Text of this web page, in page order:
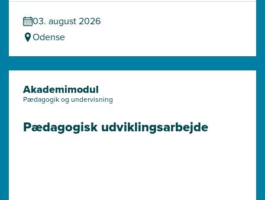
03. august 2026
Odense
Akademimodul
Pædagogik og undervisning
Pædagogisk udviklingsarbejde